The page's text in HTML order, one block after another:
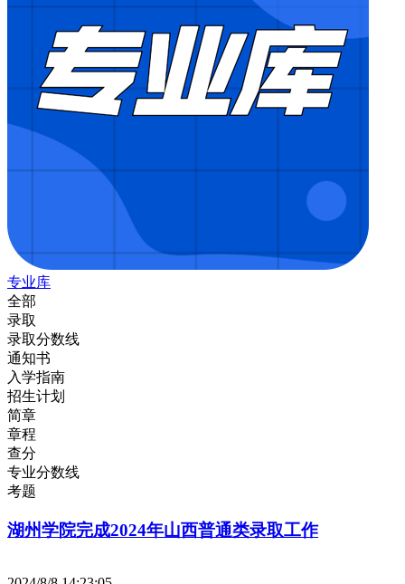
专业库
全部
录取
录取分数线
通知书
入学指南
招生计划
简章
章程
查分
专业分数线
考题
湖州学院完成2024年山西普通类录取工作